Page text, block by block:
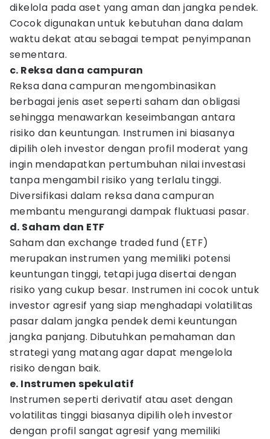
dikelola pada aset yang aman dan jangka pendek.
Cocok digunakan untuk kebutuhan dana dalam
waktu dekat atau sebagai tempat penyimpanan
sementara.
c. Reksa dana campuran
Reksa dana campuran mengombinasikan
berbagai jenis aset seperti saham dan obligasi
sehingga menawarkan keseimbangan antara
risiko dan keuntungan. Instrumen ini biasanya
dipilih oleh investor dengan profil moderat yang
ingin mendapatkan pertumbuhan nilai investasi
tanpa mengambil risiko yang terlalu tinggi.
Diversifikasi dalam reksa dana campuran
membantu mengurangi dampak fluktuasi pasar.
d. Saham dan ETF
Saham dan exchange traded fund (ETF)
merupakan instrumen yang memiliki potensi
keuntungan tinggi, tetapi juga disertai dengan
risiko yang cukup besar. Instrumen ini cocok untuk
investor agresif yang siap menghadapi volatilitas
pasar dalam jangka pendek demi keuntungan
jangka panjang. Dibutuhkan pemahaman dan
strategi yang matang agar dapat mengelola
risiko dengan baik.
e. Instrumen spekulatif
Instrumen seperti derivatif atau aset dengan
volatilitas tinggi biasanya dipilih oleh investor
dengan profil sangat agresif yang memiliki